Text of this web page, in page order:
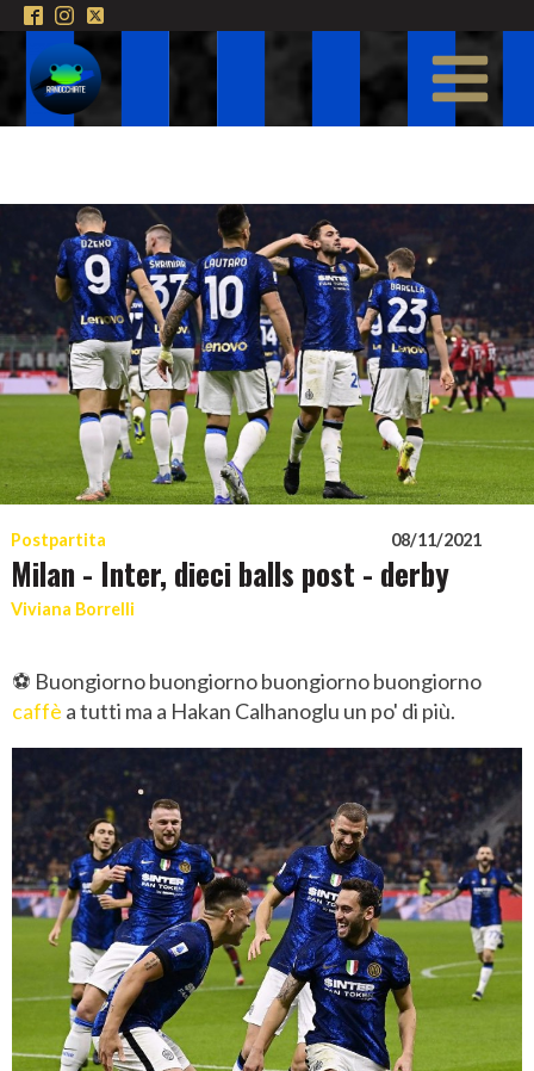
Postpartita 08/11/2021
Milan - Inter, dieci balls post - derby
Viviana Borrelli
⚽ Buongiorno buongiorno buongiorno buongiorno
caffè a tutti ma a Hakan Calhanoglu un po' di più.